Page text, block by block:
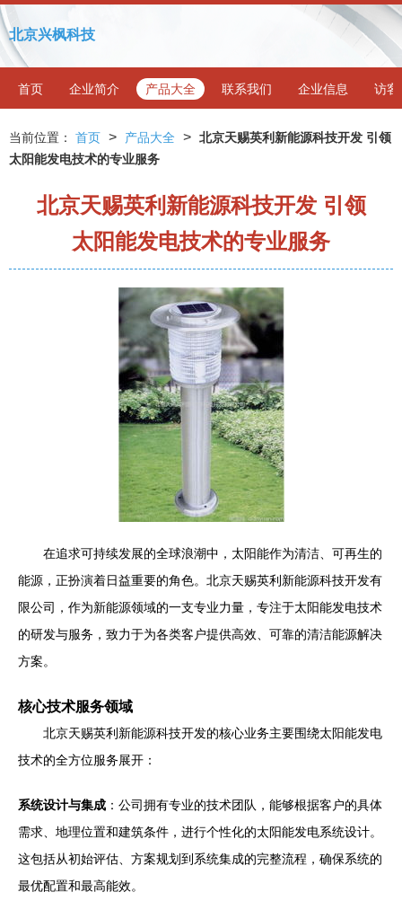
北京兴枫科技
首页 企业简介 产品大全 联系我们 企业信息 访客
当前位置： 首页 > 产品大全 > 北京天赐英利新能源科技开发 引领
太阳能发电技术的专业服务
北京天赐英利新能源科技开发 引领
太阳能发电技术的专业服务
在追求可持续发展的全球浪潮中，太阳能作为清洁、可再生的
能源，正扮演着日益重要的角色。北京天赐英利新能源科技开发有
限公司，作为新能源领域的一支专业力量，专注于太阳能发电技术
的研发与服务，致力于为各类客户提供高效、可靠的清洁能源解决
方案。
核心技术服务领域
北京天赐英利新能源科技开发的核心业务主要围绕太阳能发电
技术的全方位服务展开：
系统设计与集成 ：公司拥有专业的技术团队，能够根据客户的具体
需求、地理位置和建筑条件，进行个性化的太阳能发电系统设计。
这包括从初始评估、方案规划到系统集成的完整流程，确保系统的
最优配置和最高能效。